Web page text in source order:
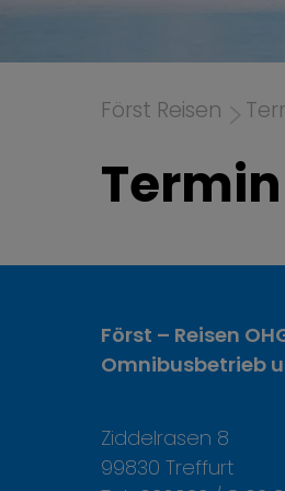
Först Reisen
Först – Reisen
Omnibusbetrieb
Ziddelrasen 8
99830 Treffurt